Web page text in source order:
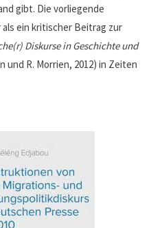
gibt. Die vorliegende
ein kritischer Beitrag zur
Diskurse in Geschichte und
und R. Morrien, 2012) in Zeiten